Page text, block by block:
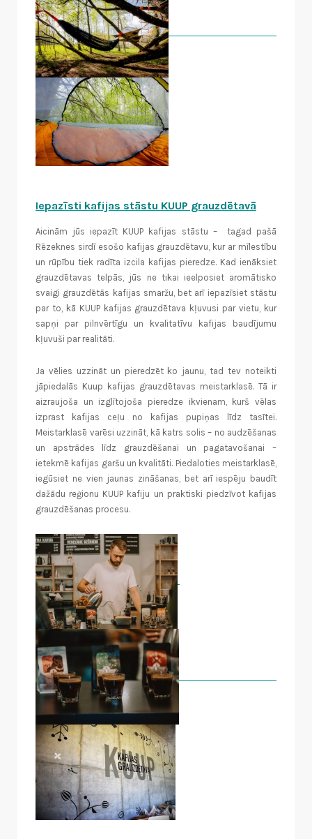
Iepazīsti kafijas stāstu KUUP grauzdētavā
Aicinām jūs iepazīt KUUP kafijas stāstu – tagad pašā
Rēzeknes sirdī esošo kafijas grauzdētavu, kur ar mīlestību
un rūpību tiek radīta izcila kafijas pieredze. Kad ienāksiet
grauzdētavas telpās, jūs ne tikai ieelposiet aromātisko
svaigi grauzdētās kafijas smaržu, bet arī iepazīsiet stāstu
par to, kā KUUP kafijas grauzdētava kļuvusi par vietu, kur
sapņi par pilnvērtīgu un kvalitatīvu kafijas baudījumu
kļuvuši par realitāti.
Ja vēlies uzzināt un pieredzēt ko jaunu, tad tev noteikti
jāpiedalās Kuup kafijas grauzdētavas meistarklasē. Tā ir
aizraujoša un izglītojoša pieredze ikvienam, kurš vēlas
izprast kafijas ceļu no kafijas pupiņas līdz tasītei.
Meistarklasē varēsi uzzināt, kā katrs solis – no audzēšanas
un apstrādes līdz grauzdēšanai un pagatavošanai –
ietekmē kafijas garšu un kvalitāti. Piedaloties meistarklasē,
iegūsiet ne vien jaunas zināšanas, bet arī iespēju baudīt
dažādu reģionu KUUP kafiju un praktiski piedzīvot kafijas
grauzdēšanas procesu.